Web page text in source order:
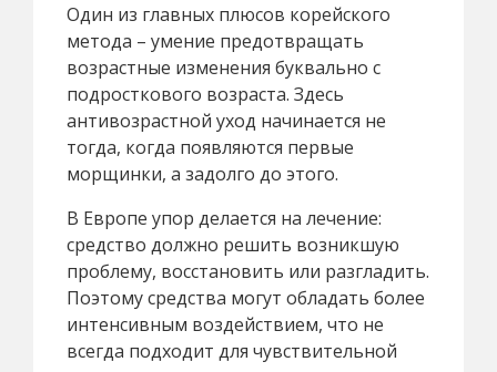
Один из главных плюсов корейского
метода – умение предотвращать
возрастные изменения буквально с
подросткового возраста. Здесь
антивозрастной уход начинается не
тогда, когда появляются первые
морщинки, а задолго до этого.
В Европе упор делается на лечение:
средство должно решить возникшую
проблему, восстановить или разгладить.
Поэтому средства могут обладать более
интенсивным воздействием, что не
всегда подходит для чувствительной